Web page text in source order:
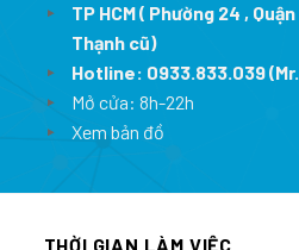
TP HCM ( Phường 24 ,
Thạnh cũ)
Hotline: 0933.833.039
Mở cửa: 8h-22h
Xem bản đồ
THỜI GIAN LÀM VIỆC